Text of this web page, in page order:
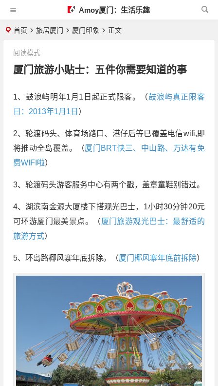
Amoy厦门：生活乐趣
首页 旅居厦门 厦门印象 正文
厦门旅游小贴士：五件你需要知道的事
阅读模式
1、鼓浪屿明年1月1日起正式限客。（鼓浪屿真正限客
日：2013年1月1日 ）
2、轮渡码头、体育场路口、港仔后等已覆盖电信wifi,即
将推动全岛覆盖。（厦门BRT快三、中山路、万达有免
费WIFI啦）
3、轮渡码头游客服务中心有两个戳，盖章童鞋别错过。
4、湖滨南金源大厦楼下搭观光巴士，1小时30分钟20元
可环游厦门最美景点。（厦门旅游观光巴士：最舒适的
旅游方式）
5、环岛路椰风寨年底拆除。（厦门椰风寨年底前拆除）